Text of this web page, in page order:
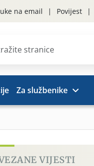
na email Povijest
Za službenike
VIJESTI